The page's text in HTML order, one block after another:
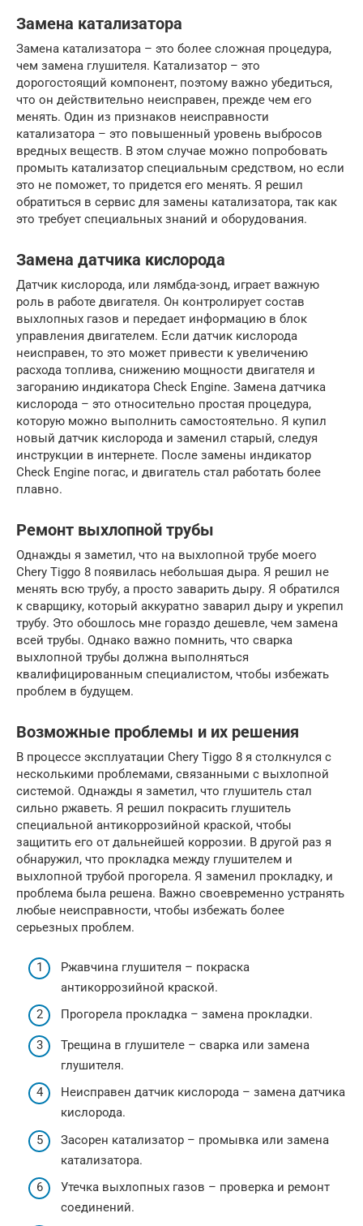
Замена катализатора
Замена катализатора – это более сложная процедура,
чем замена глушителя. Катализатор – это
дорогостоящий компонент, поэтому важно убедиться,
что он действительно неисправен, прежде чем его
менять. Один из признаков неисправности
катализатора – это повышенный уровень выбросов
вредных веществ. В этом случае можно попробовать
промыть катализатор специальным средством, но если
это не поможет, то придется его менять. Я решил
обратиться в сервис для замены катализатора, так как
это требует специальных знаний и оборудования.
Замена датчика кислорода
Датчик кислорода, или лямбда-зонд, играет важную
роль в работе двигателя. Он контролирует состав
выхлопных газов и передает информацию в блок
управления двигателем. Если датчик кислорода
неисправен, то это может привести к увеличению
расхода топлива, снижению мощности двигателя и
загоранию индикатора Check Engine. Замена датчика
кислорода – это относительно простая процедура,
которую можно выполнить самостоятельно. Я купил
новый датчик кислорода и заменил старый, следуя
инструкции в интернете. После замены индикатор
Check Engine погас, и двигатель стал работать более
плавно.
Ремонт выхлопной трубы
Однажды я заметил, что на выхлопной трубе моего
Chery Tiggo 8 появилась небольшая дыра. Я решил не
менять всю трубу, а просто заварить дыру. Я обратился
к сварщику, который аккуратно заварил дыру и укрепил
трубу. Это обошлось мне гораздо дешевле, чем замена
всей трубы. Однако важно помнить, что сварка
выхлопной трубы должна выполняться
квалифицированным специалистом, чтобы избежать
проблем в будущем.
Возможные проблемы и их решения
В процессе эксплуатации Chery Tiggo 8 я столкнулся с
несколькими проблемами, связанными с выхлопной
системой. Однажды я заметил, что глушитель стал
сильно ржаветь. Я решил покрасить глушитель
специальной антикоррозийной краской, чтобы
защитить его от дальнейшей коррозии. В другой раз я
обнаружил, что прокладка между глушителем и
выхлопной трубой прогорела. Я заменил прокладку, и
проблема была решена. Важно своевременно устранять
любые неисправности, чтобы избежать более
серьезных проблем.
Ржавчина глушителя – покраска
антикоррозийной краской.
Прогорела прокладка – замена прокладки.
Трещина в глушителе – сварка или замена
глушителя.
Неисправен датчик кислорода – замена датчика
кислорода.
Засорен катализатор – промывка или замена
катализатора.
Утечка выхлопных газов – проверка и ремонт
соединений.